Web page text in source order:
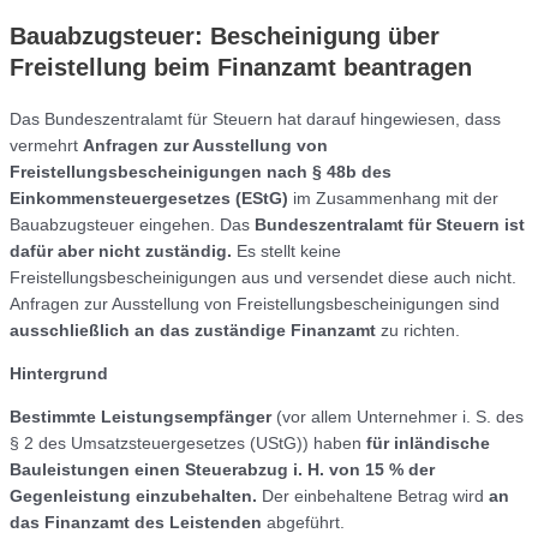
Bauabzugsteuer: Bescheinigung über
Freistellung beim Finanzamt beantragen
Das Bundeszentralamt für Steuern hat darauf hingewiesen, dass
vermehrt Anfragen zur Ausstellung von
Freistellungsbescheinigungen nach § 48b des
Einkommensteuergesetzes (EStG) im Zusammenhang mit der
Bauabzugsteuer eingehen. Das Bundeszentralamt für Steuern ist
dafür aber nicht zuständig. Es stellt keine
Freistellungsbescheinigungen aus und versendet diese auch nicht.
Anfragen zur Ausstellung von Freistellungsbescheinigungen sind
ausschließlich an das zuständige Finanzamt zu richten.
Hintergrund
Bestimmte Leistungsempfänger(vor allem Unternehmer i. S. des
§ 2 des Umsatzsteuergesetzes (UStG)) haben für inländische
Bauleistungen einen Steuerabzug i. H. von 15 % der
Gegenleistung einzubehalten. Der einbehaltene Betrag wird an
das Finanzamt des Leistenden abgeführt.